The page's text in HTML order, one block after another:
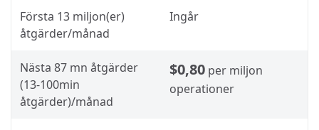
Första 13 miljon(er)
åtgärder/månad
Ingår
Nästa 87 mn åtgärder
(13-100min
åtgärder)/månad
$0,80 per miljon
operationer